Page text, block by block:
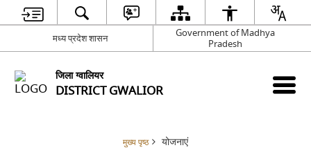
मध्य प्रदेश शासन
Government of Madhya
Pradesh
जिला ग्वालियर
DISTRICT GWALIOR
मुख्य पृष्ठ योजनाएं